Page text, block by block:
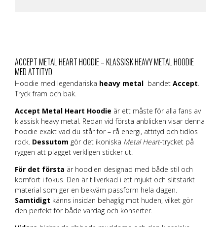
ACCEPT METAL HEART HOODIE – KLASSISK HEAVY METAL HOODIE
MED ATTITYD
Hoodie med legendariska heavy metal bandet Accept.
Tryck fram och bak.
Accept Metal Heart Hoodie är ett måste för alla fans av
klassisk heavy metal. Redan vid första anblicken visar denna
hoodie exakt vad du står för – rå energi, attityd och tidlös
rock. Dessutom gör det ikoniska Metal Heart-trycket på
ryggen att plagget verkligen sticker ut.
För det första är hoodien designad med både stil och
komfort i fokus. Den är tillverkad i ett mjukt och slitstarkt
material som ger en bekväm passform hela dagen.
Samtidigt känns insidan behaglig mot huden, vilket gör
den perfekt för både vardag och konserter.